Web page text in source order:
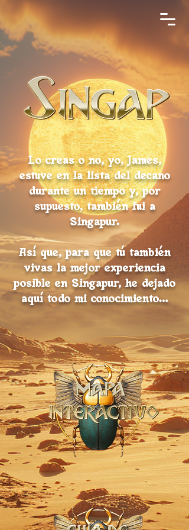
Lo creas o no, yo, James,
estuve en la lista del decano
durante un tiempo y, por
supuesto, también fui a
Singapur.
Así que, para que tú también
vivas la mejor experiencia
posible en Singapur, he dejado
aquí todo mi conocimiento…